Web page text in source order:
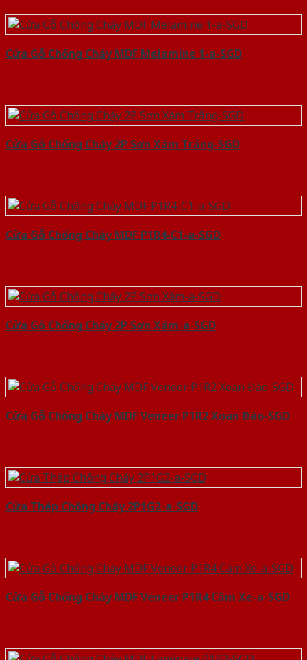
Cửa Gỗ Chống Cháy MDF Melamine 1-a-SGD
Cửa Gỗ Chống Cháy 2P Sơn Xám Trắng-SGD
Cửa Gỗ Chống Cháy MDF P1R4-C1-a-SGD
Cửa Gỗ Chống Cháy 2P Sơn Xám-a-SGD
Cửa Gỗ Chống Cháy MDF Veneer P1R2 Xoan Đào-SGD
Cửa Thép Chống Cháy 2P1G2-a-SGD
Cửa Gỗ Chống Cháy MDF Veneer P1R4 Căm Xe-a-SGD